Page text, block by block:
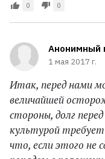
0 0
Анонимный
1 мая 2017 г.
Итак, перед нами
величайшей
стороны, долг
культурой
что, если этого не